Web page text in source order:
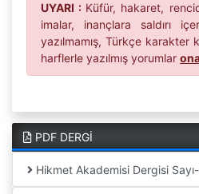
UYARI : Küfür, hakaret,
imalar, inançlara saldırı
yazılmamış, Türkçe karakter
harflerle yazılmış yorumlar
PDF DERGİ
Hikmet Akademisi Dergisi